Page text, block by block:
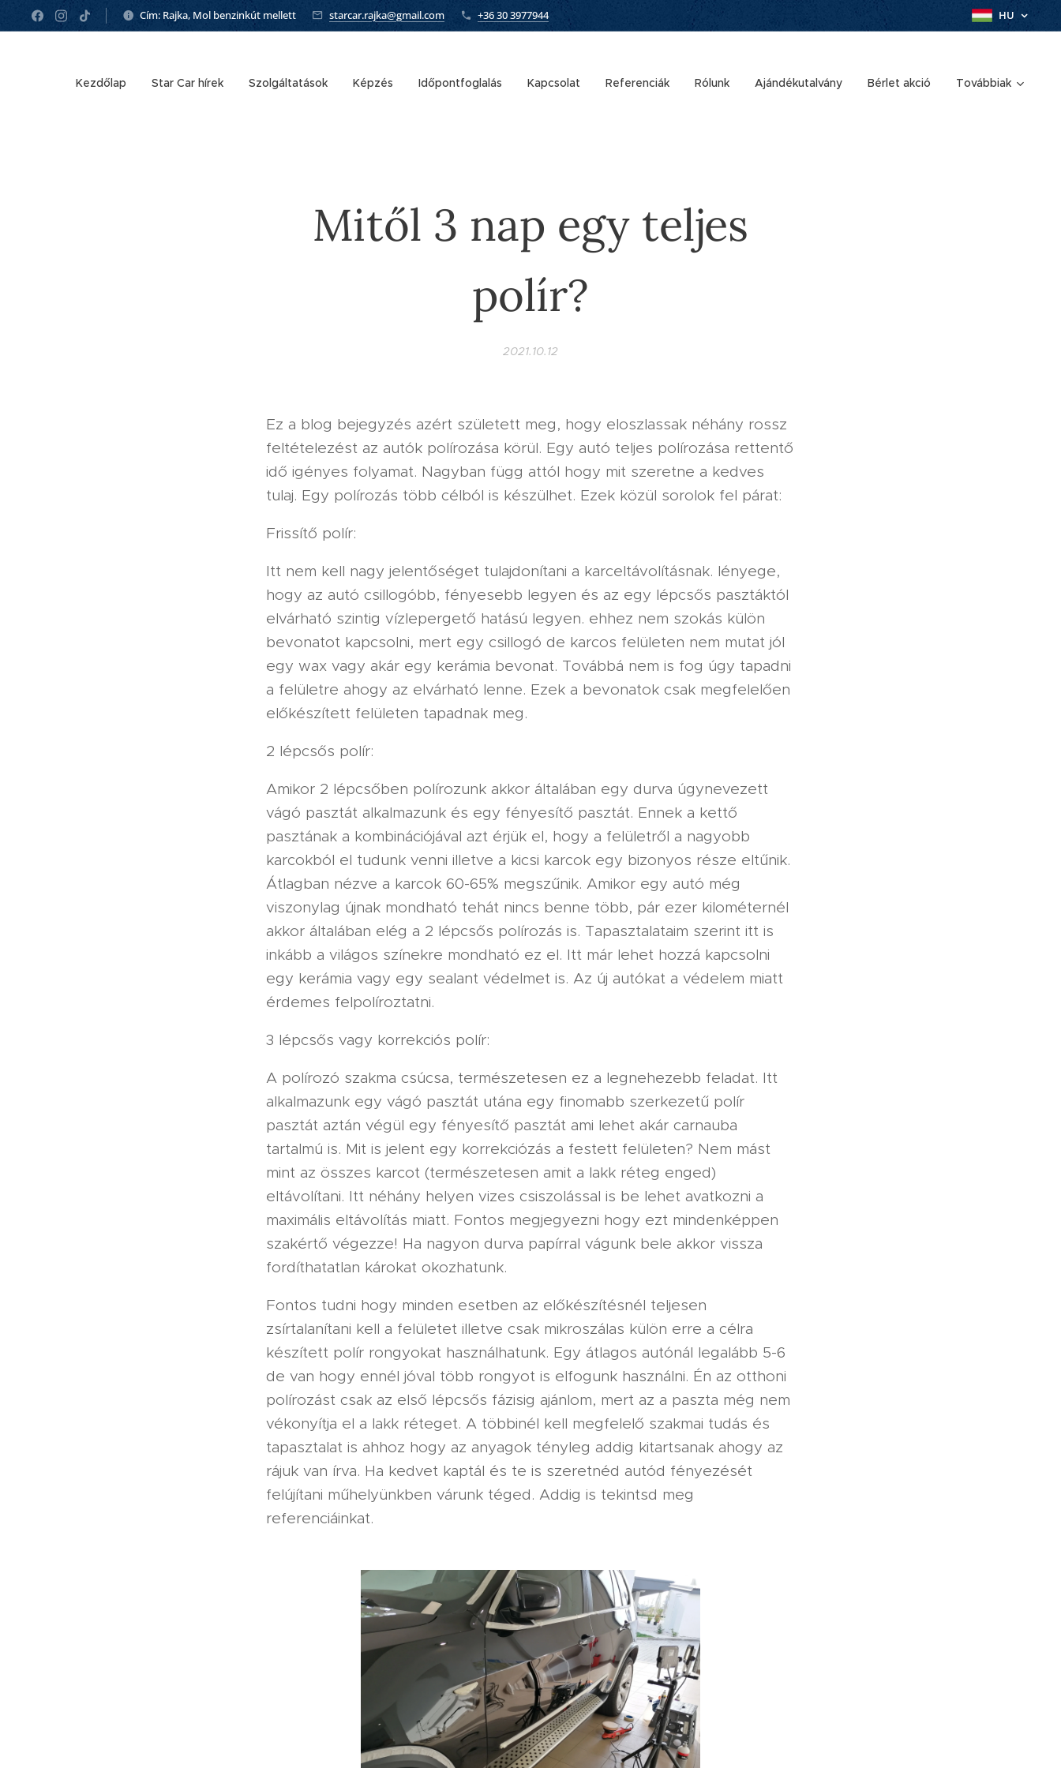
Cím: Rajka, Mol benzinkút mellett starcar.rajka@gmail.com +36 30 3977944 HU
Kezdőlap Star Car hírek Szolgáltatások Képzés Időpontfoglalás Kapcsolat Referenciák Rólunk Ajándékutalvány Bérlet akció Továbbiak
Mitől 3 nap egy teljes
polír?
2021.10.12
Ez a blog bejegyzés azért született meg, hogy eloszlassak néhány rossz
feltételezést az autók polírozása körül. Egy autó teljes polírozása rettentő
idő igényes folyamat. Nagyban függ attól hogy mit szeretne a kedves
tulaj. Egy polírozás több célból is készülhet. Ezek közül sorolok fel párat:
Frissítő polír:
Itt nem kell nagy jelentőséget tulajdonítani a karceltávolításnak. lényege,
hogy az autó csillogóbb, fényesebb legyen és az egy lépcsős pasztáktól
elvárható szintig vízlepergető hatású legyen. ehhez nem szokás külön
bevonatot kapcsolni, mert egy csillogó de karcos felületen nem mutat jól
egy wax vagy akár egy kerámia bevonat. Továbbá nem is fog úgy tapadni
a felületre ahogy az elvárható lenne. Ezek a bevonatok csak megfelelően
előkészített felületen tapadnak meg.
2 lépcsős polír:
Amikor 2 lépcsőben polírozunk akkor általában egy durva úgynevezett
vágó pasztát alkalmazunk és egy fényesítő pasztát. Ennek a kettő
pasztának a kombinációjával azt érjük el, hogy a felületről a nagyobb
karcokból el tudunk venni illetve a kicsi karcok egy bizonyos része eltűnik.
Átlagban nézve a karcok 60-65% megszűnik. Amikor egy autó még
viszonylag újnak mondható tehát nincs benne több, pár ezer kilométernél
akkor általában elég a 2 lépcsős polírozás is. Tapasztalataim szerint itt is
inkább a világos színekre mondható ez el. Itt már lehet hozzá kapcsolni
egy kerámia vagy egy sealant védelmet is. Az új autókat a védelem miatt
érdemes felpolíroztatni.
3 lépcsős vagy korrekciós polír:
A polírozó szakma csúcsa, természetesen ez a legnehezebb feladat. Itt
alkalmazunk egy vágó pasztát utána egy finomabb szerkezetű polír
pasztát aztán végül egy fényesítő pasztát ami lehet akár carnauba
tartalmú is. Mit is jelent egy korrekciózás a festett felületen? Nem mást
mint az összes karcot (természetesen amit a lakk réteg enged)
eltávolítani. Itt néhány helyen vizes csiszolással is be lehet avatkozni a
maximális eltávolítás miatt. Fontos megjegyezni hogy ezt mindenképpen
szakértő végezze! Ha nagyon durva papírral vágunk bele akkor vissza
fordíthatatlan károkat okozhatunk.
Fontos tudni hogy minden esetben az előkészítésnél teljesen
zsírtalanítani kell a felületet illetve csak mikroszálas külön erre a célra
készített polír rongyokat használhatunk. Egy átlagos autónál legalább 5-6
de van hogy ennél jóval több rongyot is elfogunk használni. Én az otthoni
polírozást csak az első lépcsős fázisig ajánlom, mert az a paszta még nem
vékonyítja el a lakk réteget. A többinél kell megfelelő szakmai tudás és
tapasztalat is ahhoz hogy az anyagok tényleg addig kitartsanak ahogy az
rájuk van írva. Ha kedvet kaptál és te is szeretnéd autód fényezését
felújítani műhelyünkben várunk téged. Addig is tekintsd meg
referenciáinkat.